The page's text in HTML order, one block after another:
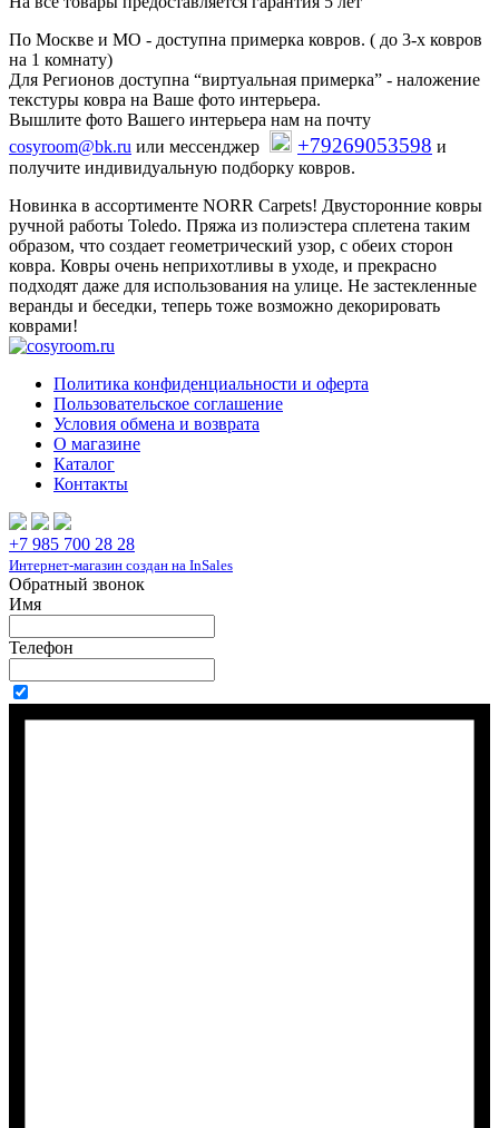
По Москве и МО - доступна примерка ковров. ( до 3-х ковров
на 1 комнату)
Для Регионов доступна “виртуальная примерка” - наложение
текстуры ковра на Ваше фото интерьера.
Вышлите фото Вашего интерьера нам на почту
cosyroom@bk.ru или мессенджер +79269053598 и
получите индивидуальную подборку ковров.
Новинка в ассортименте NORR Carpets! Двусторонние ковры
ручной работы Toledo. Пряжа из полиэстера сплетена таким
образом, что создает геометрический узор, с обеих сторон
ковра. Ковры очень неприхотливы в уходе, и прекрасно
подходят даже для использования на улице. Не застекленные
веранды и беседки, теперь тоже возможно декорировать
коврами!
Политика конфиденциальности и оферта
Пользовательское соглашение
Условия обмена и возврата
О магазине
Каталог
Контакты
+7 985 700 28 28
Интернет-магазин создан на InSales
Обратный звонок
Имя
Телефон